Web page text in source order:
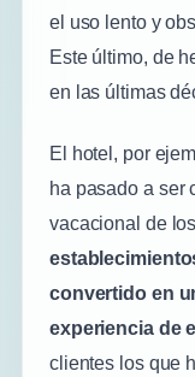
el uso lento y
Este último, de
en las últimas
El hotel, por
ha pasado a ser
vacacional de
convertido en
experiencia de
clientes los que